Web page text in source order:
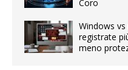
Coro
Windows vs
registrate
meno